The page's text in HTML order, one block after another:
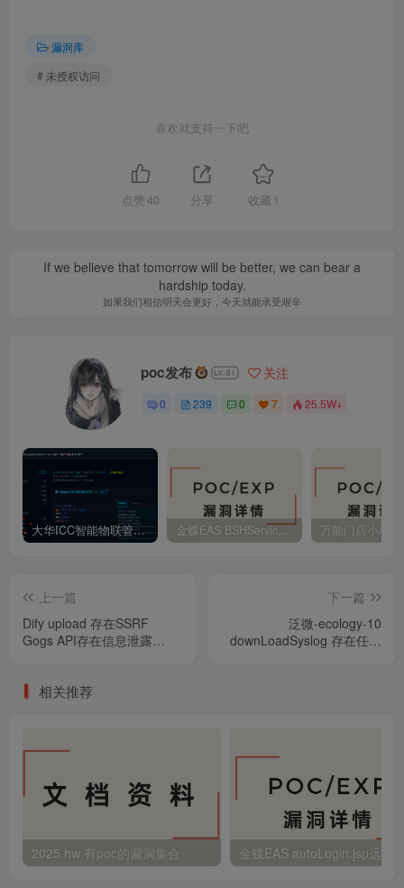
漏洞库
# 未授权访问
喜欢就支持一下吧
点赞 40 分享 收藏 1
If we believe that tomorrow will be better, we can bear a
hardship today.
如果我们相信明天会更好，今天就能承受艰辛
poc发布 关注
0 239 0 7 25.5W+
大华ICC智能物联管理平台 file_download 任意文件读取 金蝶EAS BSHService 存在远程代码执行
上一篇
Dify upload 存在SSRF
Gogs API存在信息泄露
下一篇
泛微-ecology-10
downLoadSyslog 存在任意
相关推荐
2025 hw 有poc的漏洞集合